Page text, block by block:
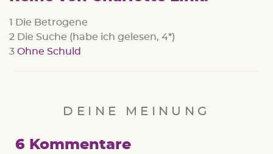
1 Die Betrogene
2 Die Suche (habe ich gelesen, 4*)
3 Ohne Schuld
DEINE MEINUNG
6 Kommentare